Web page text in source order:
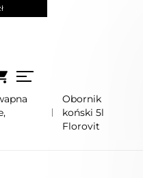
Obornik
koński 5l
Florovit